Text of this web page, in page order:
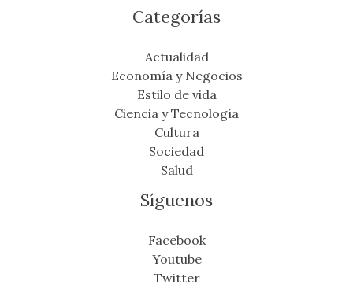
Categorías
Actualidad
Economía y Negocios
Estilo de vida
Ciencia y Tecnología
Cultura
Sociedad
Salud
Síguenos
Facebook
Youtube
Twitter